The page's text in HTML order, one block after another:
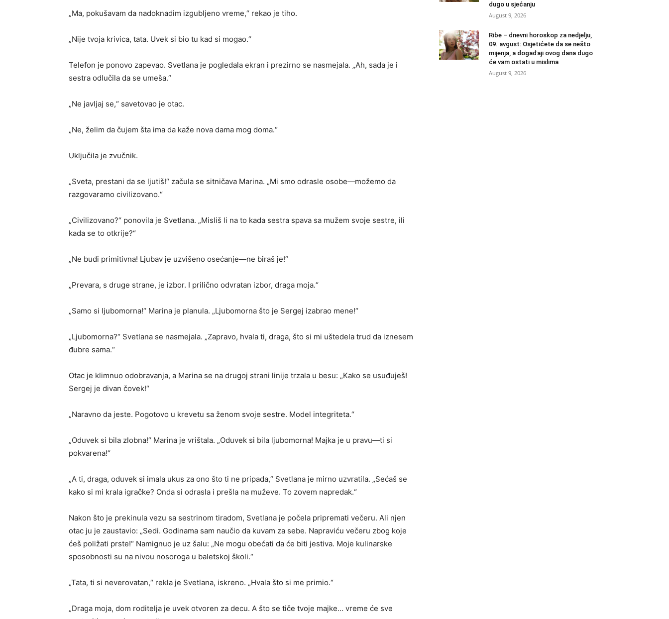
„Ma, pokušavam da nadoknadim izgubljeno vreme,“ rekao je tiho.
„Nije tvoja krivica, tata. Uvek si bio tu kad si mogao.“
Telefon je ponovo zapevao. Svetlana je pogledala ekran i prezirno se nasmejala. „Ah, sada je i
sestra odlučila da se umeša.“
„Ne javljaj se,“ savetovao je otac.
„Ne, želim da čujem šta ima da kaže nova dama mog doma.“
Uključila je zvučnik.
„Sveta, prestani da se ljutiš!“ začula se sitničava Marina. „Mi smo odrasle osobe—možemo da
razgovaramo civilizovano.“
„Civilizovano?“ ponovila je Svetlana. „Misliš li na to kada sestra spava sa mužem svoje sestre, ili
kada se to otkrije?“
„Ne budi primitivna! Ljubav je uzvišeno osećanje—ne biraš je!“
„Prevara, s druge strane, je izbor. I prilično odvratan izbor, draga moja.“
„Samo si ljubomorna!“ Marina je planula. „Ljubomorna što je Sergej izabrao mene!“
„Ljubomorna?“ Svetlana se nasmejala. „Zapravo, hvala ti, draga, što si mi uštedela trud da iznesem
đubre sama.“
Otac je klimnuo odobravanja, a Marina se na drugoj strani linije trzala u besu: „Kako se usuđuješ!
Sergej je divan čovek!“
„Naravno da jeste. Pogotovo u krevetu sa ženom svoje sestre. Model integriteta.“
„Oduvek si bila zlobna!“ Marina je vrištala. „Oduvek si bila ljubomorna! Majka je u pravu—ti si
pokvarena!“
„A ti, draga, oduvek si imala ukus za ono što ti ne pripada,“ Svetlana je mirno uzvratila. „Sećaš se
kako si mi krala igračke? Onda si odrasla i prešla na muževe. To zovem napredak.“
Nakon što je prekinula vezu sa sestrinom tiradom, Svetlana je počela pripremati večeru. Ali njen
otac ju je zaustavio: „Sedi. Godinama sam naučio da kuvam za sebe. Napraviću večeru zbog koje
ćeš poližati prste!“ Namignuo je uz šalu: „Ne mogu obećati da će biti jestiva. Moje kulinarske
sposobnosti su na nivou nosoroga u baletskoj školi.“
„Tata, ti si neverovatan,“ rekla je Svetlana, iskreno. „Hvala što si me primio.“
„Draga moja, dom roditelja je uvek otvoren za decu. A što se tiče tvoje majke… vreme će sve
dugo u sjećanju
August 9, 2026
Ribe – dnevni horoskop za nedjelju,
09. avgust: Osjetićete da se nešto
mijenja, a događaji ovog dana dugo
će vam ostati u mislima
August 9, 2026